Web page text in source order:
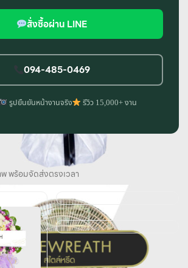
สั่งซื้อผ่าน LINE
094-485-0469
รูปยืนยันหน้างานจริง รีวิว 15,000+ งาน
พร้อมจัดส่งตรงเวลา